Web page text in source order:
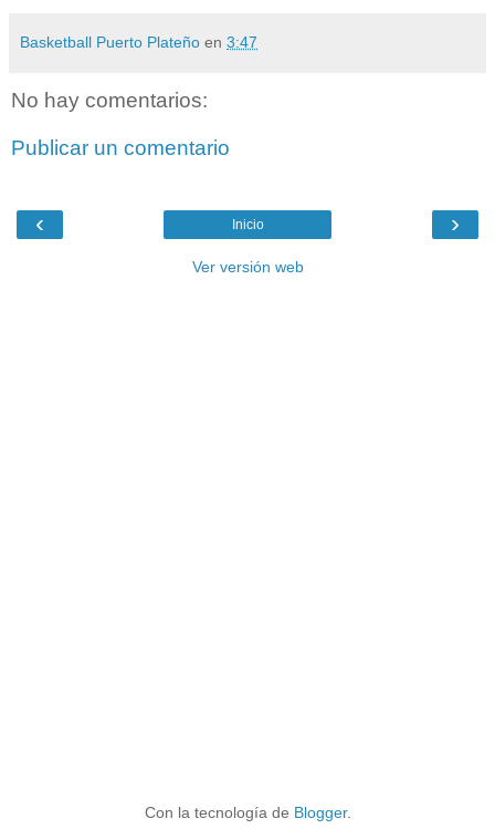
Basketball Puerto Plateño en 3:47
No hay comentarios:
Publicar un comentario
‹ ›
Inicio
Ver versión web
Con la tecnología de Blogger.